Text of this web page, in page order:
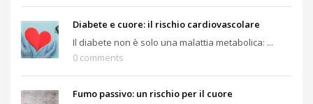
Diabete e cuore: il rischio cardiovascolare
Il diabete non è solo una malattia metabolica: ...
0 comments
Fumo passivo: un rischio per il cuore